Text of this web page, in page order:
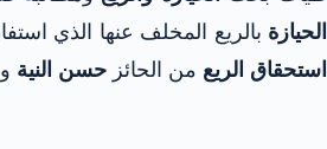
الحيازة بالريع المخلف عنها الذي
استحقاق الريع من الحائز حسن النية